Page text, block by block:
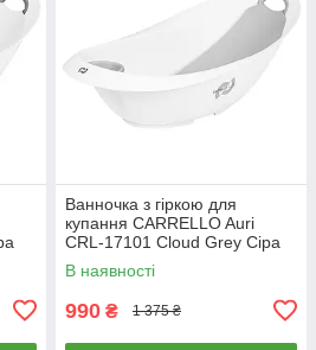
Ванночка з гіркою для
купання CARRELLO Auri
CRL-17101 Cloud Grey Сіра
В наявності
990 ₴ 1 375 ₴